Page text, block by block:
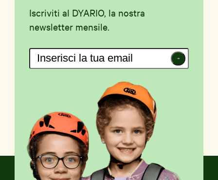
Iscriviti al DYARIO, la nostra
newsletter mensile.
Iscriviti